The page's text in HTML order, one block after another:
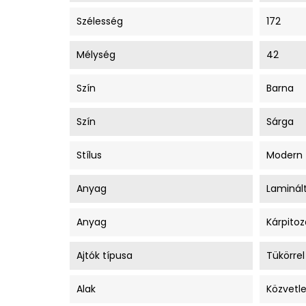
Szélesség 172
Mélység 42
Szín Barna
Szín Sárga
Stílus Modern
Anyag
Anyag
Ajtók típusa Tükörrel
Alak